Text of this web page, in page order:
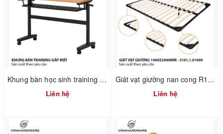
Khung bàn học sinh training gấp mặt xếp gọn có hộc bàn Vinahardware - 2300.1.07409
Liên hệ
Giát vạt giường nan cong R1000XD2000mm – Mã 3101.1.01000
Liên hệ